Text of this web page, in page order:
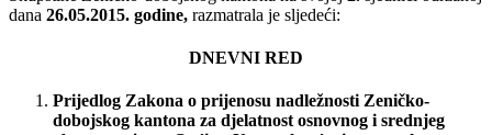
dana 26.05.2015. godine, razmatrala je sljedeći:
DNEVNI RED
Prijedlog Zakona o prijenosu nadležnosti Zeničko-
dobojskog kantona za djelatnost osnovnog i srednjeg